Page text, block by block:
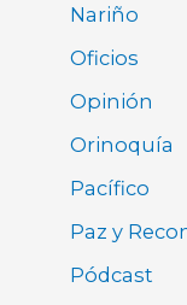
Nariño
Oficios
Opinión
Orinoquía
Pacífico
Paz y
Pódcast